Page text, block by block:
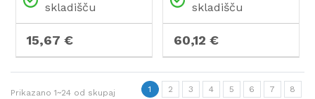
skladišču
15,67 €
skladišču
60,12 €
Prikazano 1~24 od skupaj
1 2 3 4 5 6 7
8